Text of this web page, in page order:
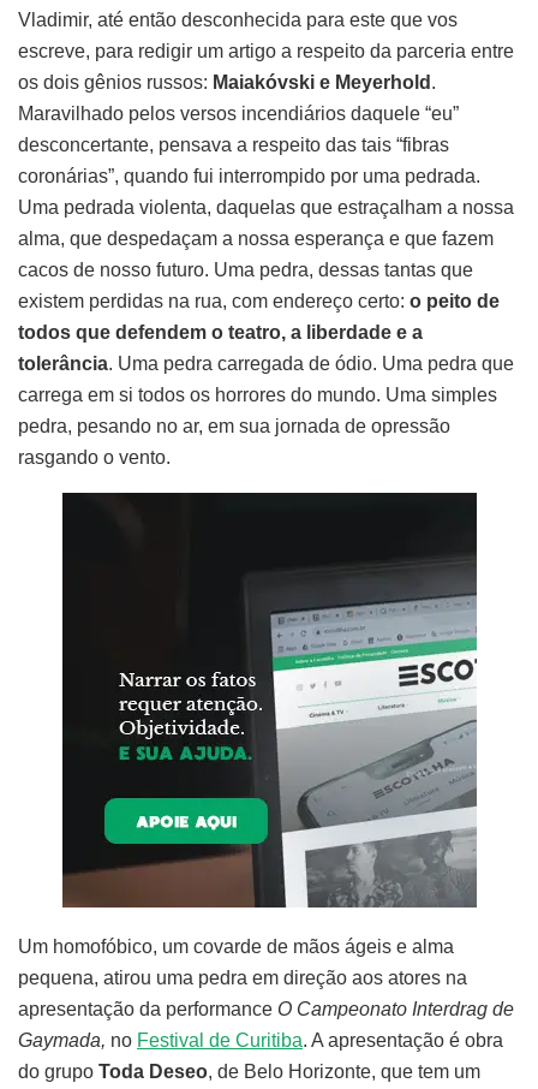
Vladimir, até então desconhecida para este que vos
escreve, para redigir um artigo a respeito da parceria entre
os dois gênios russos: Maiakóvski e Meyerhold .
Maravilhado pelos versos incendiários daquele “eu”
desconcertante, pensava a respeito das tais “fibras
coronárias”, quando fui interrompido por uma pedrada.
Uma pedrada violenta, daquelas que estraçalham a nossa
alma, que despedaçam a nossa esperança e que fazem
cacos de nosso futuro. Uma pedra, dessas tantas que
existem perdidas na rua, com endereço certo: o peito de
todos que defendem o teatro, a liberdade e a
tolerância. Uma pedra carregada de ódio. Uma pedra que
carrega em si todos os horrores do mundo. Uma simples
pedra, pesando no ar, em sua jornada de opressão
rasgando o vento.
Um homofóbico, um covarde de mãos ágeis e alma
pequena, atirou uma pedra em direção aos atores na
apresentação da performance O Campeonato Interdrag de
Gaymada, no Festival de Curitiba. A apresentação é obra
do grupo Toda Deseo, de Belo Horizonte, que tem um